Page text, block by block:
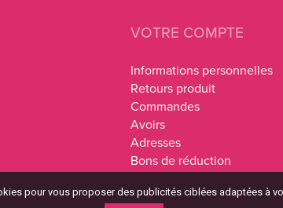
VOTRE COMPTE
Informations personnelles
Retours produit
Commandes
Avoirs
Adresses
Bons de réduction
pour vous proposer des publicités ciblées adaptées à